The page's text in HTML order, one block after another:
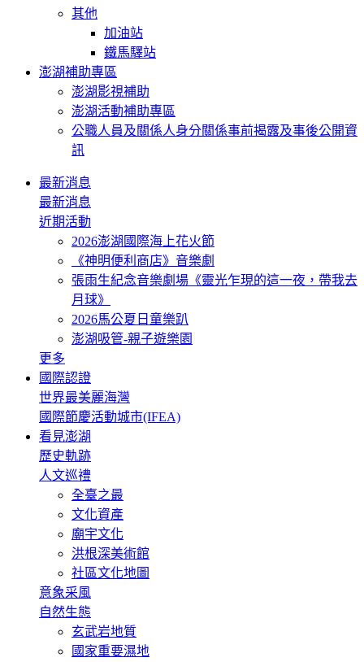
其他
加油站
鐵馬驛站
澎湖補助專區
澎湖影視補助
澎湖活動補助專區
公職人員及關係人身分關係事前揭露及事後公開資
訊
最新消息
最新消息
近期活動
2026澎湖國際海上花火節
《神明便利商店》音樂劇
張雨生紀念音樂劇場《靈光乍現的這一夜，帶我去
月球》
2026馬公夏日童樂趴
澎湖吸管-親子遊樂園
更多
國際認證
世界最美麗海灣
國際節慶活動城市(IFEA)
看見澎湖
歷史軌跡
人文巡禮
全臺之最
文化資產
廟宇文化
洪根深美術館
社區文化地圖
意象采風
自然生態
玄武岩地質
國家重要濕地